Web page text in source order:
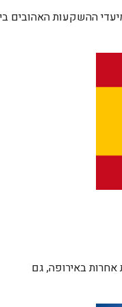
ההשקעות האהובים
אחרות באירופה, גם